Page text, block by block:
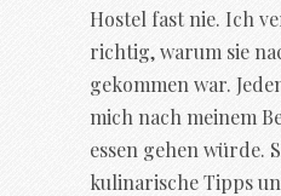
Hostel fast nie. Ich
richtig, warum sie
gekommen war.
mich nach meinem
essen gehen würde.
kulinarische Tipps